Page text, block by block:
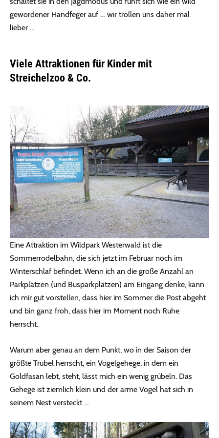
gewordener Handfeger auf … wir trollen uns daher mal
lieber …
Viele Attraktionen für Kinder mit
Streichelzoo & Co.
Eine Attraktion im Wildpark Westerwald ist die
Sommerrodelbahn, die sich jetzt im Februar noch im
Winterschlaf befindet. Wenn ich an die große Anzahl an
Parkplätzen (und Busparkplätzen) am Eingang denke, kann
ich mir gut vorstellen, dass hier im Sommer die Post abgeht
und bin ganz froh, dass hier im Moment noch Ruhe
herrscht.
Warum aber genau an dem Punkt, wo in der Saison der
größte Trubel herrscht, ein Vogelgehege, in dem ein
Goldfasan lebt, steht, lässt mich ein wenig grübeln. Das
Gehege ist ziemlich klein und der arme Vogel hat sich in
seinem Nest versteckt …